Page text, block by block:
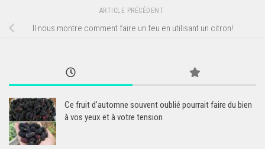
ARTICLE PRÉCÉDENT
Il nous montre comment faire un feu en utilisant un citron!
Ce fruit d’automne souvent oublié pourrait faire du bien
à vos yeux et à votre tension